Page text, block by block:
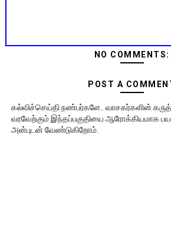
NO COMMENTS:
POST A
கல்விச்செய்தி நண்பர்களே.. வாசகர்களின்
வரவேற்கும் இந்தப்பகுதியை ஆரோக்கியமாக
அன்புடன் வேண்டுகிறோம்.